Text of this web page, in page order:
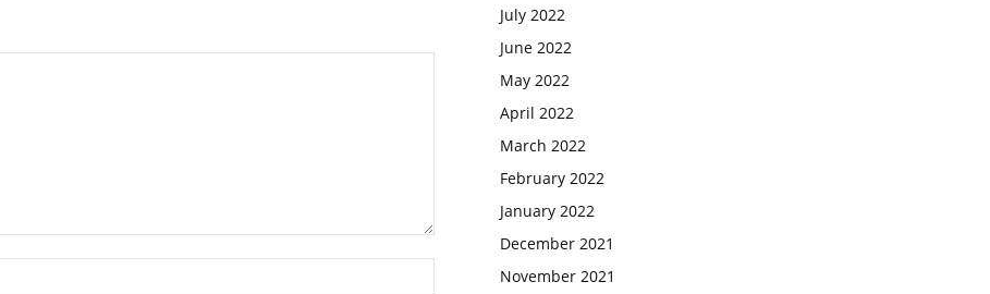
July 2022
June 2022
May 2022
April 2022
March 2022
February 2022
January 2022
December 2021
November 2021